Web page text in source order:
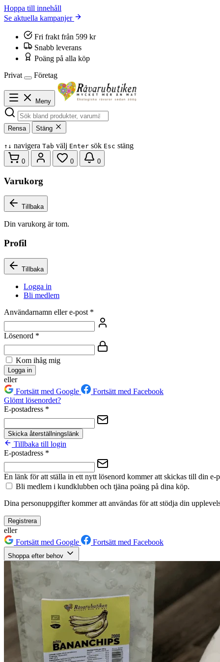
Hoppa till innehåll
Se aktuella kampanjer
Fri frakt från 599 kr
Snabb leverans
Poäng på alla köp
Privat
Företag
Meny
Rensa Stäng
↑ ↓ navigera Tab välj Enter sök Esc stäng
0 0 0
Varukorg
Tillbaka
Din varukorg är tom.
Profil
Tillbaka
Logga in
Bli medlem
Användarnamn eller e-post *
Lösenord *
Kom ihåg mig
Logga in
eller
Fortsätt med Google
Fortsätt med Facebook
Glömt lösenordet?
E-postadress *
Skicka återställningslänk
Tillbaka till login
E-postadress *
En länk för att ställa in ett nytt lösenord kommer att skickas till din e-
Bli medlem i kundklubben och tjäna poäng på dina köp.
Dina personuppgifter kommer att användas för att stödja din
Registrera
eller
Fortsätt med Google
Fortsätt med Facebook
Shoppa efter behov